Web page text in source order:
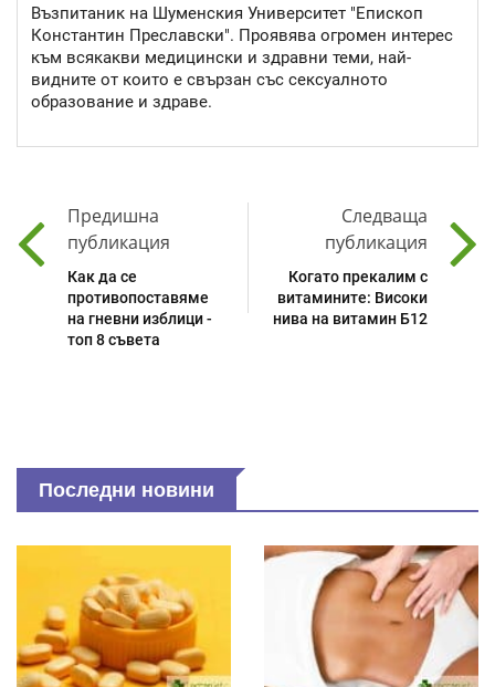
Възпитаник на Шуменския Университет "Епископ
Константин Преславски". Проявява огромен интерес
към всякакви медицински и здравни теми, най-
видните от които е свързан със сексуалното
образование и здраве.
Предишна
публикация
Как да се
противопоставяме
на гневни изблици -
топ 8 съвета
Следваща
публикация
Когато прекалим с
витамините: Високи
нива на витамин Б12
Последни новини